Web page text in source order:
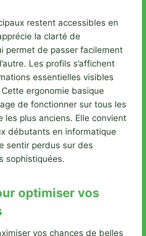
restent accessibles en
la clarté de
permet de passer facilement
Les profils s’affichent
essentielles visibles
Cette ergonomie basique
de fonctionner sur tous les
les plus anciens. Elle convient
débutants en informatique
sentir perdus sur des
sophistiquées.
optimiser vos
vos chances de belles